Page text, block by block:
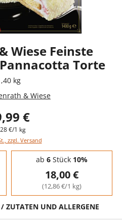
Wiese Feinste
Torte
kg
& Wiese
€
€/1 kg
zzgl. Versand
ab 6Stück 10%
18,00 €
(12,86 €/1 kg)
ZUTATEN UND ALLERGENE